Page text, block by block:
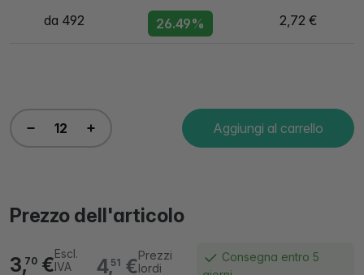
da 492 26.49% 2,72 €
Aggiungi al carrello
Prezzo dell'articolo
4,51 €Prezzi
lordi
3,70 €Escl.
IVA
Consegna entro 5